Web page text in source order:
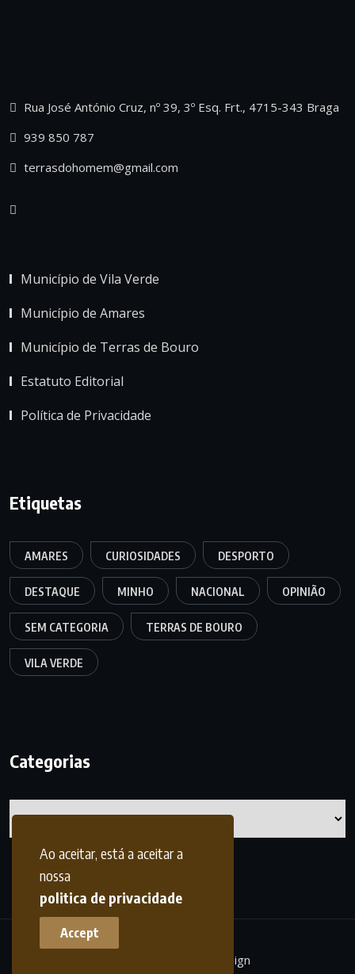
Ao aceitar, está a aceitar a
nossa
politica de privacidade
Accept
Rua José António Cruz, nº 39, 3º Esq. Frt., 4715-343 Braga
939 850 787
terrasdohomem@gmail.com
Município de Vila Verde
Município de Amares
Município de Terras de Bouro
Estatuto Editorial
Política de Privacidade
Etiquetas
AMARES CURIOSIDADES DESPORTO
DESTAQUE MINHO NACIONAL OPINIÃO
SEM CATEGORIA TERRAS DE BOURO
VILA VERDE
Categorias
frdesign